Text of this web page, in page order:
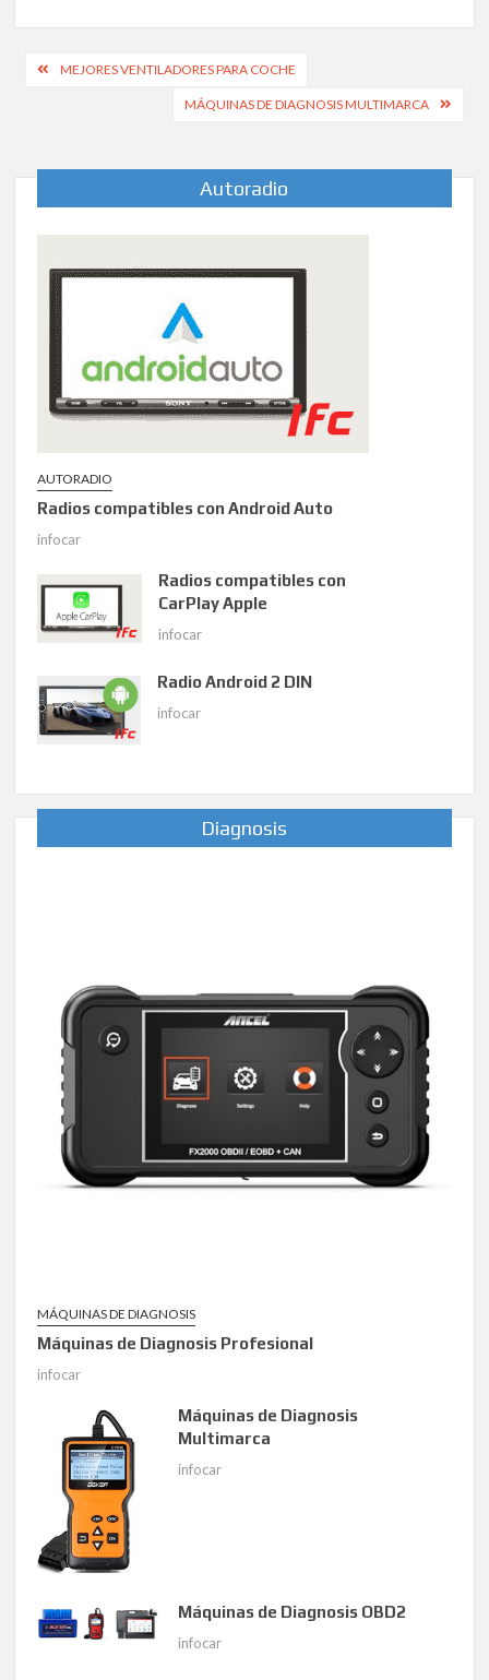
Navegación
MEJORES VENTILADORES PARA COCHE
MÁQUINAS DE DIAGNOSIS MULTIMARCA
Autoradio
AUTORADIO
Radios compatibles con Android Auto
infocar
Radios compatibles con
CarPlay Apple
infocar
Radio Android 2 DIN
infocar
Diagnosis
MÁQUINAS DE DIAGNOSIS
Máquinas de Diagnosis Profesional
infocar
Máquinas de Diagnosis
Multimarca
infocar
Máquinas de Diagnosis OBD2
infocar